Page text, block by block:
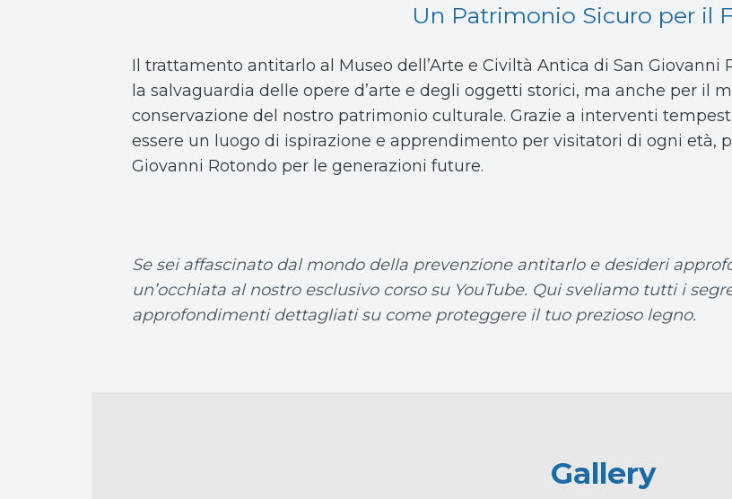
Un Patrimonio Sicuro per il
Il trattamento antitarlo al Museo dell’Arte e Civiltà Antica di San Giovanni
la salvaguardia delle opere d’arte e degli oggetti storici, ma anche per il
conservazione del nostro patrimonio culturale. Grazie a interventi
essere un luogo di ispirazione e apprendimento per visitatori di ogni età,
Giovanni Rotondo per le generazioni future.
Se sei affascinato dal mondo della prevenzione antitarlo e desideri
un’occhiata al nostro esclusivo corso su YouTube. Qui sveliamo tutti i
approfondimenti dettagliati su come proteggere il tuo prezioso legno.
Gallery